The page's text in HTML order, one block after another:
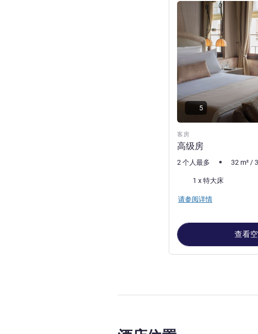
客房
高级房
请参阅详情
5
2 个人最多 32 m² /
床上用品1 x 特大床
请参阅详情
查看